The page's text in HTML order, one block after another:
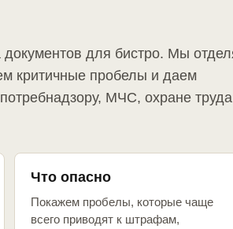
документов для бистро. Мы
критичные пробелы и даем
МЧС, охране труда
Что опасно
Покажем пробелы, которые чаще
всего приводят к штрафам,